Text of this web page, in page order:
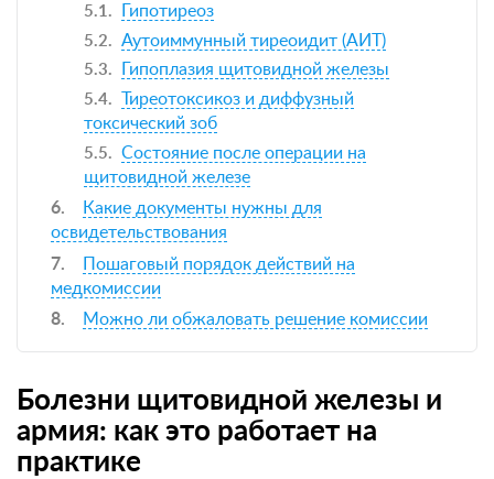
Гипотиреоз
Аутоиммунный тиреоидит (АИТ)
Гипоплазия щитовидной железы
Тиреотоксикоз и диффузный
токсический зоб
Состояние после операции на
щитовидной железе
Какие документы нужны для
освидетельствования
Пошаговый порядок действий на
медкомиссии
Можно ли обжаловать решение комиссии
Болезни щитовидной железы и
армия: как это работает на
практике